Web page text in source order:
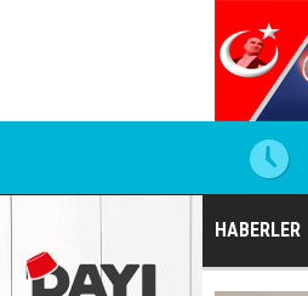
için firmaya resmi talimat
HABERLER